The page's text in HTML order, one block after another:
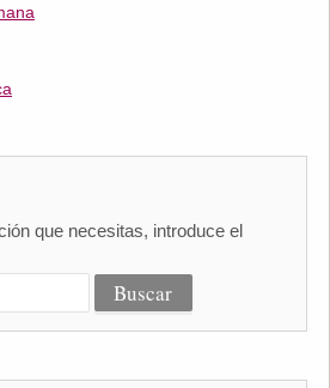
que necesitas, introduce el